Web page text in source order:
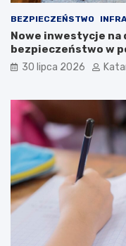
n
a
r
i
l
u
r
y
w
y
c
h
r
l
i
a
c
BEZPIECZEŃSTWO
Nowe inwestycje na
bezpieczeństwo w
30 lipca 2026